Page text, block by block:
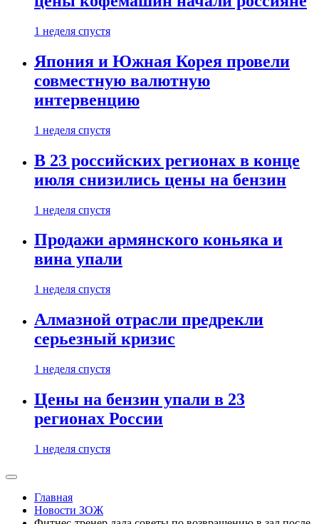
1 неделя спустя
Япония и Южная Корея провели
совместную валютную
интервенцию
1 неделя спустя
В 23 российских регионах в конце
июля снизились цены на бензин
1 неделя спустя
Продажи армянского коньяка и
вина упали
1 неделя спустя
Алмазной отрасли предрекли
серьезный кризис
1 неделя спустя
Цены на бензин упали в 23
регионах России
1 неделя спустя
Главная
Новости ЗОЖ